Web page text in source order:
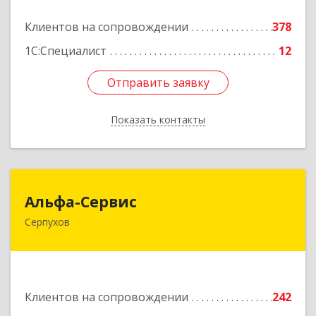
Клиентов на сопровождении
378
1С:Специалист
12
Отправить заявку
Показать контакты
Отправить заявку
Назад
Альфа-Сервис
Серпухов
Клиентов на сопровождении
242